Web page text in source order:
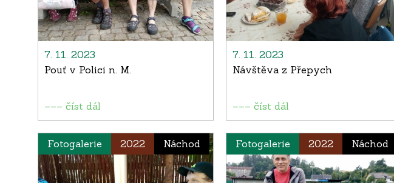
7. 11. 2023
Pouť v Polici n. M.
––– číst dál
7. 11. 2023
Návštěva z Přepych
––– číst dál
Fotogalerie 2022 Náchod Fotogalerie 2022 Náchod